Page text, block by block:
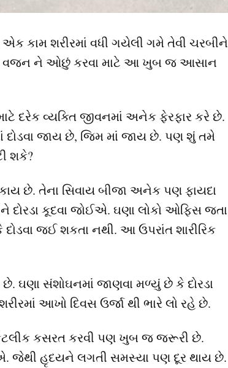
એક કામ શરીરમાં વધી ગયેલી ગમે તેવી ચરબીને
વજન ને ઓછું કરવા માટે આ ખુબ જ આસાન
દરેક વ્યક્તિ જીવનમાં અનેક ફેરફાર કરે છે.
દોડવા જાય છે, જિમ માં જાય છે. પણ શું તમે
શકે?
છે. તેના સિવાય બીજા અનેક પણ ફાયદા
દોરડા કૂદવા જોઈએ. ઘણા લોકો ઓફિસ જતા
જઈ શકતા નથી. આ ઉપરાંત શારીરિક
છે. ઘણા સંશોઘનમાં જાણવા મળ્યું છે કે દોરડા
આખો દિવસ ઉર્જા થી ભારે લો રહે છે.
કેટલીક કસરત કરવી પણ ખુબ જ જરૂરી છે.
જેથી હૃદયને લગતી સમસ્યા પણ દૂર થાય છે.